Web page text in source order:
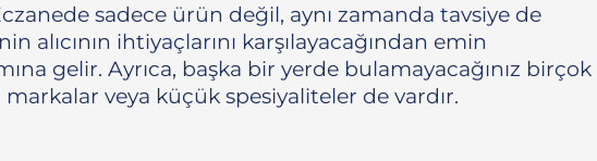
sadece ürün değil, aynı zamanda tavsiye de
alıcının ihtiyaçlarını karşılayacağından emin
gelir. Ayrıca, başka bir yerde bulamayacağınız birçok
veya küçük spesiyaliteler de vardır.